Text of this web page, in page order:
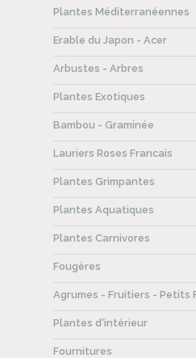
Plantes Méditerranéennes
Erable du Japon - Acer
Arbustes - Arbres
Plantes Exotiques
Bambou - Graminée
Lauriers Roses Francais
Plantes Grimpantes
Plantes Aquatiques
Plantes Carnivores
Fougères
Agrumes - Fruitiers - Petits
Plantes d'intérieur
Fournitures